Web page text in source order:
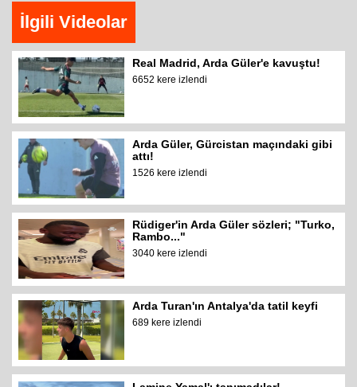
İlgili Videolar
Real Madrid, Arda Güler'e kavuştu!
6652 kere izlendi
Arda Güler, Gürcistan maçındaki gibi
attı!
1526 kere izlendi
Rüdiger'in Arda Güler sözleri; "Turko,
Rambo..."
3040 kere izlendi
Arda Turan'ın Antalya'da tatil keyfi
689 kere izlendi